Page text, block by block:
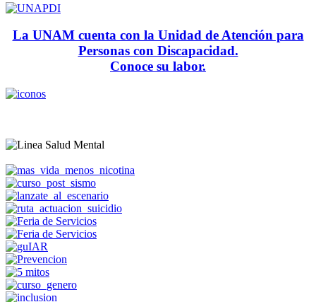
La UNAM cuenta con la Unidad de Atención para
Personas con Discapacidad.
Conoce su labor.